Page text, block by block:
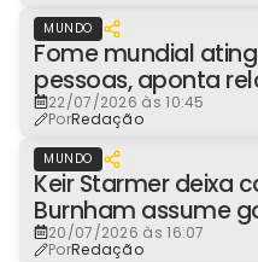
MUNDO
Fome mundial
pessoas, aponta
22/07/2026 às 10:45
PorRedação
MUNDO
Keir Starmer deixa
Burnham assume
20/07/2026 às 16:07
PorRedação